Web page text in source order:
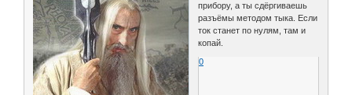
прибору, а ты сдёргиваешь
разъёмы методом тыка. Если
ток станет по нулям, там и
копай.
0